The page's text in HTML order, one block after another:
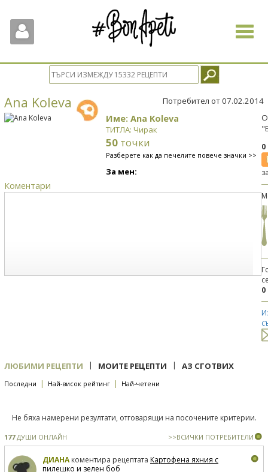
Toggle
Ana Koleva Потребител от 07.02.2014
Име: Ana Koleva
ТИТЛА: Чирак
50 точки
Разберете как да печелите повече значки >>
За мен:
Коментари
0
ЛЮБИМИ РЕЦЕПТИ | МОИТЕ РЕЦЕПТИ | АЗ СГОТВИХ
Последни | Най-висок рейтинг | Най-четени
Не бяха намерени резултати, отговарящи на посочените критерии.
177ДУШИ ОНЛАЙН >>ВСИЧКИ ПОТРЕБИТЕЛИ
ДИАНАкоментира рецептата Картофена яхния с
пилешко и зелен боб